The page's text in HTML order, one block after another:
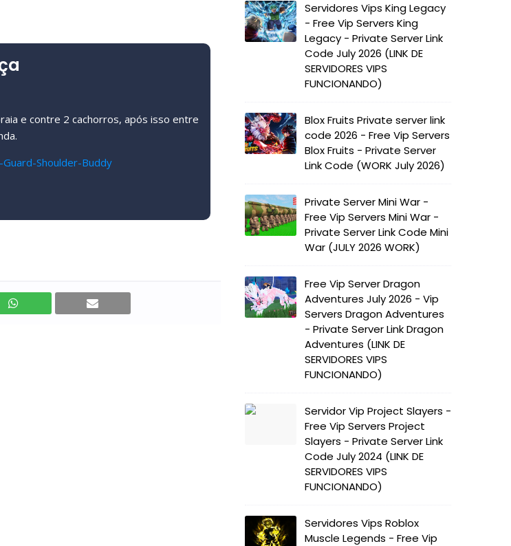
e contre 2 cachorros, após isso entre
Shoulder-Buddy
Servidores Vips King Legacy
- Free Vip Servers King
Legacy - Private Server Link
Code July 2026 (LINK DE
SERVIDORES VIPS
FUNCIONANDO)
Blox Fruits Private server link
code 2026 - Free Vip Servers
Blox Fruits - Private Server
Link Code (WORK July 2026)
Private Server Mini War -
Free Vip Servers Mini War -
Private Server Link Code Mini
War (JULY 2026 WORK)
Free Vip Server Dragon
Adventures July 2026 - Vip
Servers Dragon Adventures
- Private Server Link Dragon
Adventures (LINK DE
SERVIDORES VIPS
FUNCIONANDO)
Servidor Vip Project Slayers -
Free Vip Servers Project
Slayers - Private Server Link
Code July 2024 (LINK DE
SERVIDORES VIPS
FUNCIONANDO)
Servidores Vips Roblox
Muscle Legends - Free Vip